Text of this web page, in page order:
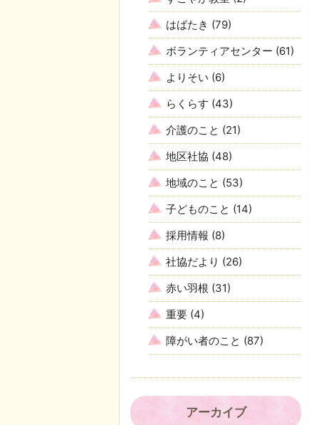
はばたき (79)
ボランティアセンター (61)
よりそい (6)
らくらす (43)
介護のこと (21)
地区社協 (48)
地域のこと (53)
子どものこと (14)
採用情報 (8)
社協だより (26)
赤い羽根 (31)
重要 (4)
障がい者のこと (87)
アーカイブ